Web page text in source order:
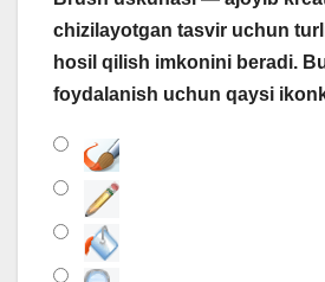
chizilayotgan tasvir uchun
hosil qilish imkonini beradi.
foydalanish uchun qaysi